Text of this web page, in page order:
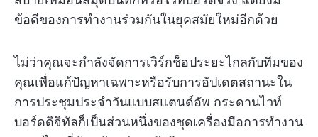
ข้อดีของการทำงานร่วมกันในยุคสมัยใหม่อีกด้วย
ไม่ว่าคุณจะกำลังจัดการเวิร์กช็อประยะไกลกับทีมของ
คุณเพื่อแก้ปัญหาเฉพาะหรือรับการอัปเดตสถานะใน
การประชุมประจำวันแบบสแตนด์อัพ กระดานไวท์
บอร์ดดิจิทัลก็เป็นส่วนหนึ่งของชุดเครื่องมือการทำงาน